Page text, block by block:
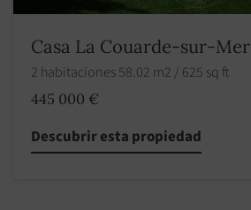
Casa La Couarde-sur-Mer
2 habitaciones 58.02 m2 / 625 sq ft
445 000 €
Descubrir esta propiedad